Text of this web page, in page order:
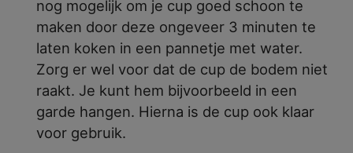
nog mogelijk om je cup goed schoon te
maken door deze ongeveer 3 minuten te
laten koken in een pannetje met water.
Zorg er wel voor dat de cup de bodem niet
raakt. Je kunt hem bijvoorbeeld in een
garde hangen. Hierna is de cup ook klaar
voor gebruik.